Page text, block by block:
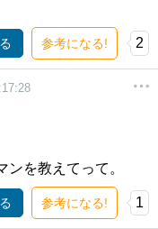
参考になる! 2
を教えてって。
参考になる! 1